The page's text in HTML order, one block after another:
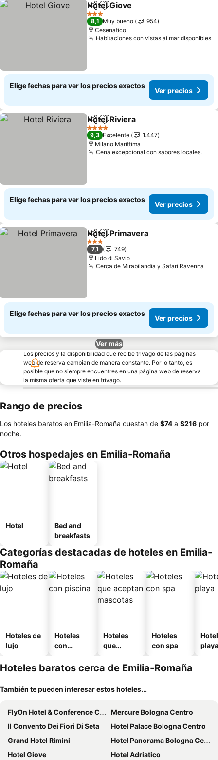
CompartirAgregar a favoritos
Hotel Giove
3 Estrellas
8,1 Muy bueno
954
Cesenatico
Habitaciones con vistas al mar disponibles
Elige fechas para ver los precios exactos
Ver precios
CompartirAgregar a favoritos
Hotel Riviera
4 Estrellas
9,3 Excelente
1.447
Milano Marittima
Cena excepcional con sabores locales.
Elige fechas para ver los precios exactos
Ver precios
CompartirAgregar a favoritos
Hotel Primavera
3 Estrellas
7,1
749
Lido di Savio
Cerca de Mirabilandia y Safari Ravenna
Elige fechas para ver los precios exactos
Ver precios
Ver más
Los precios y la disponibilidad que recibe trivago de las páginas
web de reserva cambian de manera constante. Por lo tanto, es
posible que no siempre encuentres en una página web de reserva
la misma oferta que viste en trivago.
Rango de precios
Los hoteles baratos en Emilia-Romaña cuestan de ‎$74 a ‎$216 por
noche.
Otros hospedajes en Emilia-Romaña
Hotel
Bed and
breakfasts
Categorías destacadas de hoteles en Emilia-
Romaña
Hoteles de
lujo
Hoteles
con
Hoteles
que
mascotas
Hoteles
con spa
playa
Hoteles baratos cerca de Emilia-Romaña
También te pueden interesar estos hoteles...
FlyOn Hotel & Conference Center
Mercure Bologna Centro
Il Convento Dei Fiori Di Seta
Hotel Palace Bologna Centro
Grand Hotel Rimini
Hotel Panorama Bologna Centro
Hotel Giove
Hotel Adriatico